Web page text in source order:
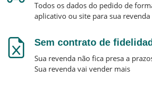
Todos os dados do pedido de
aplicativo ou site para sua revenda
Sem contrato de
Sua revenda não fica presa a
Sua revenda vai vender mais